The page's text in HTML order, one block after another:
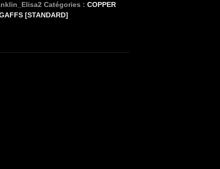
Catégories : COPPER
[STANDARD]